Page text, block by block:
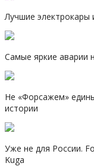
Лучшие электрокары
Самые яркие аварии
Не «Форсажем»
истории
Уже не для России.
Kuga